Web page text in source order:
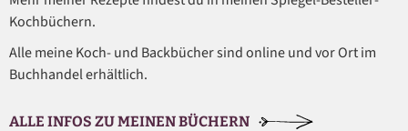
Kochbüchern.
Alle meine Koch- und Backbücher sind online und vor Ort im
Buchhandel erhältlich.
ALLE INFOS ZU MEINEN BÜCHERN